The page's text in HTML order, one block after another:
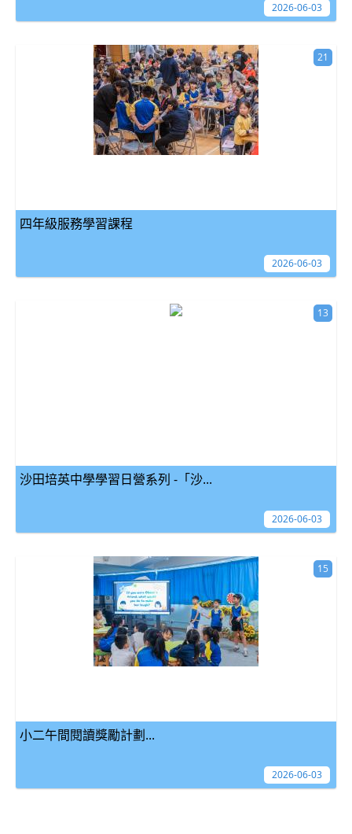
2026-06-03
四年級服務學習課程
21
2026-06-03
沙田培英中學學習日營系列 -「沙...
13
2026-06-03
小二午間閱讀獎勵計劃...
15
2026-06-03